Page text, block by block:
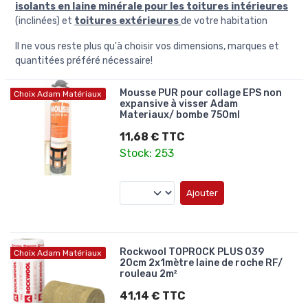
isolants en laine minérale pour les toitures intérieures
(inclinées) et toitures extérieuresde votre habitation
Il ne vous reste plus qu'à choisir vos dimensions, marques et
quantitées préféré nécessaire!
Choix Adam Matériaux
Mousse PUR pour collage EPS non
expansive à visser Adam
Materiaux/ bombe 750ml
11,68 € TTC
Stock: 253
Ajouter
Choix Adam Matériaux
Rockwool TOPROCK PLUS 039
20cm 2x1mètre laine de roche RF/
rouleau 2m²
41,14 € TTC